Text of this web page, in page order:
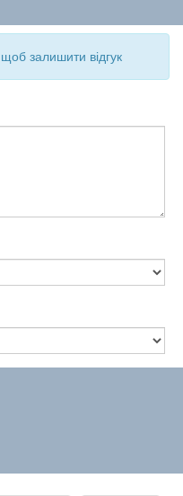
, щоб залишити відгук